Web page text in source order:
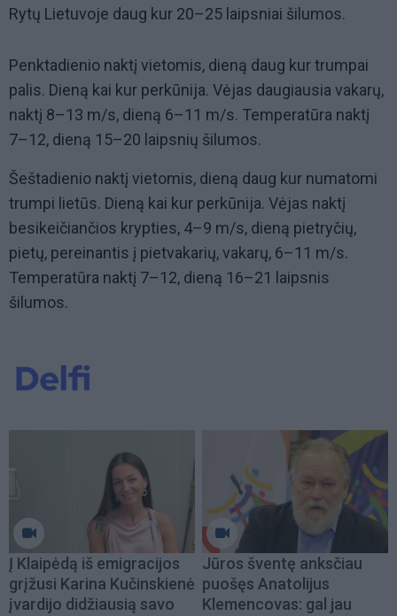
Rytų Lietuvoje daug kur 20–25 laipsniai šilumos.
Penktadienio naktį vietomis, dieną daug kur trumpai
palis. Dieną kai kur perkūnija. Vėjas daugiausia vakarų,
naktį 8–13 m/s, dieną 6–11 m/s. Temperatūra naktį
7–12, dieną 15–20 laipsnių šilumos.
Šeštadienio naktį vietomis, dieną daug kur numatomi
trumpi lietūs. Dieną kai kur perkūnija. Vėjas naktį
besikeičiančios krypties, 4–9 m/s, dieną pietryčių,
pietų, pereinantis į pietvakarių, vakarų, 6–11 m/s.
Temperatūra naktį 7–12, dieną 16–21 laipsnis
šilumos.
Į Klaipėdą iš emigracijos
grįžusi Karina Kučinskienė
įvardijo didžiausią savo
Jūros šventę anksčiau
puošęs Anatolijus
Klemencovas: gal jau